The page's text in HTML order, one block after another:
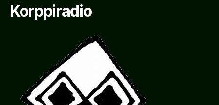
Korppiradio